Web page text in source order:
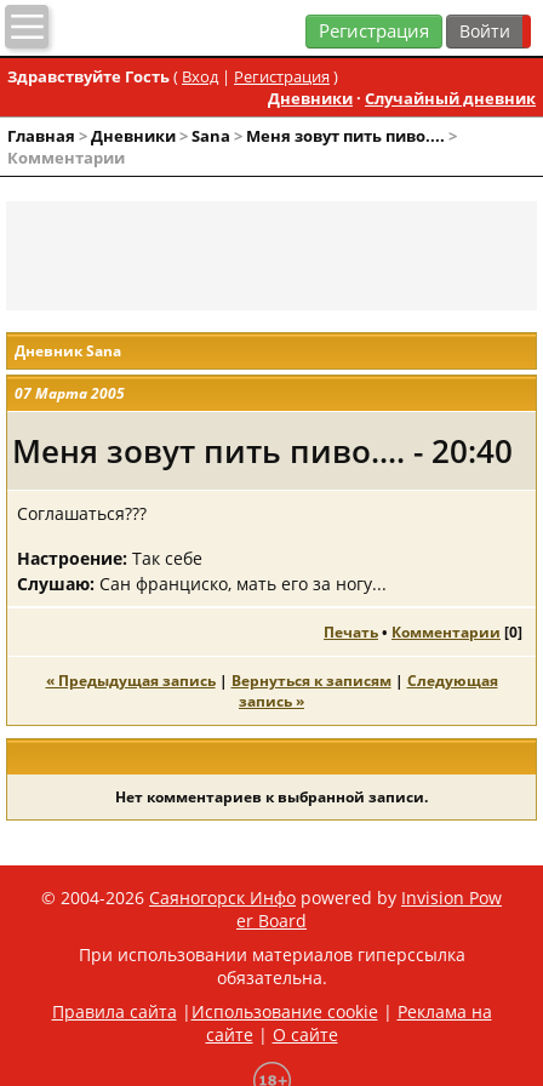
Регистрация
Здравствуйте Гость( Вход| Регистрация )
Дневники· Случайный дневник
Главная >Дневники>Sana > Меня зовут пить пиво.... >
Комментарии
Дневник Sana
07 Марта 2005
Меня зовут пить пиво.... - 20:40
Соглашаться???
Настроение: Так себе
Слушаю: Сан франциско, мать его за ногу...
Печать• Комментарии [0]
« Предыдущая запись| Вернуться к записям| Следующая
запись »
Нет комментариев к выбранной записи.
© 2004-2026 Саяногорск Инфо powered by Invision Pow
er Board
При использовании материалов гиперссылка
обязательна.
Правила сайта | Использование cookie| Реклама на
сайте| О сайте